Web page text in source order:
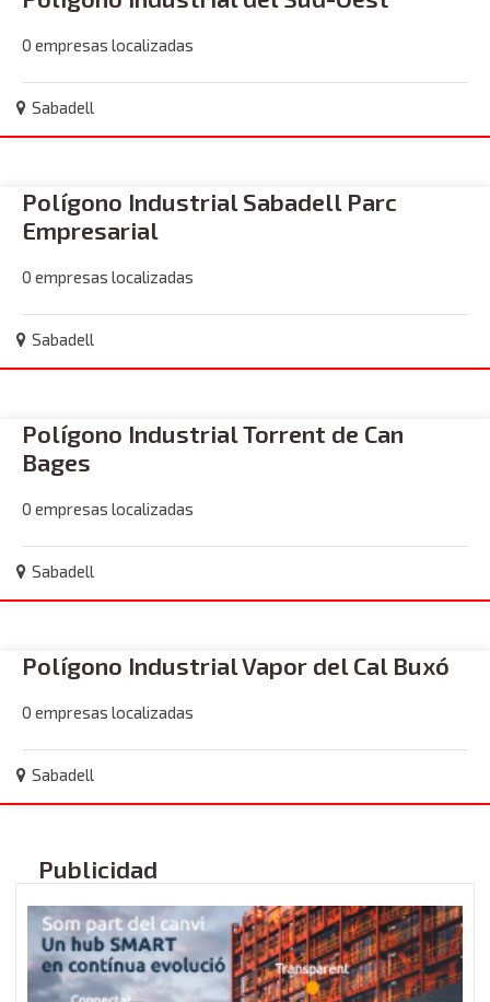
0 empresas localizadas
Sabadell
Polígono Industrial Sabadell Parc
Empresarial
0 empresas localizadas
Sabadell
Polígono Industrial Torrent de Can
Bages
0 empresas localizadas
Sabadell
Polígono Industrial Vapor del Cal Buxó
0 empresas localizadas
Sabadell
Publicidad